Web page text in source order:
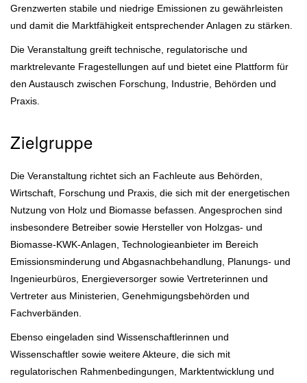
Grenzwerten stabile und niedrige Emissionen zu gewährleisten
und damit die Marktfähigkeit entsprechender Anlagen zu stärken.
Die Veranstaltung greift technische, regulatorische und
marktrelevante Fragestellungen auf und bietet eine Plattform für
den Austausch zwischen Forschung, Industrie, Behörden und
Praxis.
Zielgruppe
Die Veranstaltung richtet sich an Fachleute aus Behörden,
Wirtschaft, Forschung und Praxis, die sich mit der energetischen
Nutzung von Holz und Biomasse befassen. Angesprochen sind
insbesondere Betreiber sowie Hersteller von Holzgas- und
Biomasse-KWK-Anlagen, Technologieanbieter im Bereich
Emissionsminderung und Abgasnachbehandlung, Planungs- und
Ingenieurbüros, Energieversorger sowie Vertreterinnen und
Vertreter aus Ministerien, Genehmigungsbehörden und
Fachverbänden.
Ebenso eingeladen sind Wissenschaftlerinnen und
Wissenschaftler sowie weitere Akteure, die sich mit
regulatorischen Rahmenbedingungen, Marktentwicklung und